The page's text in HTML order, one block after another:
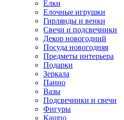
Елки
Елочные игрушки
Гирлянды и венки
Свечи и подсвечники
Декор новогодний
Посуда новогодняя
Предметы интерьера
Подарки
Зеркала
Панно
Вазы
Подсвечники и свечи
Фигуры
Кашпо